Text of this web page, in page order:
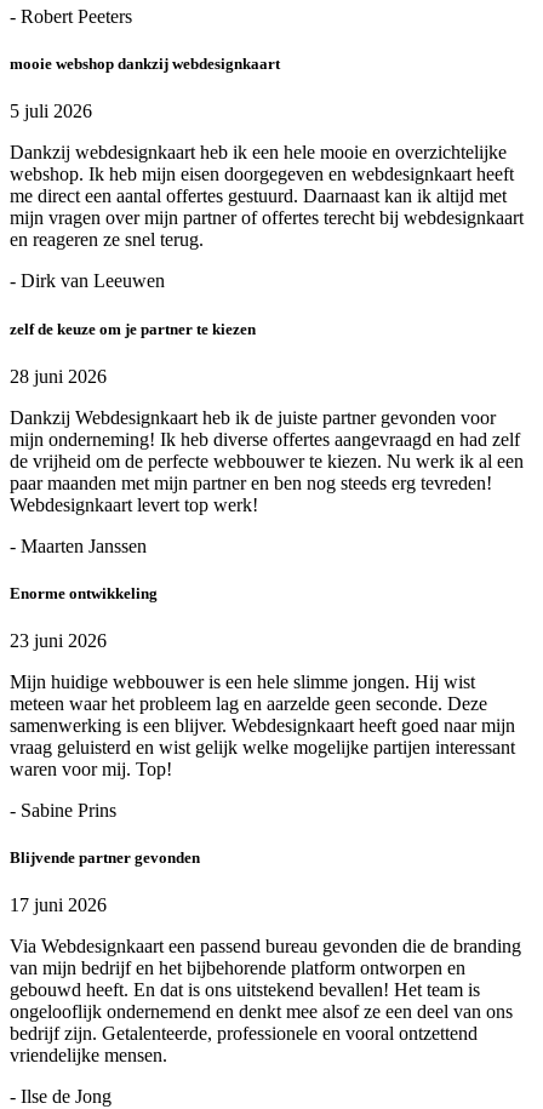
- Robert Peeters
mooie webshop dankzij webdesignkaart
5 juli 2026
Dankzij webdesignkaart heb ik een hele mooie en overzichtelijke
webshop. Ik heb mijn eisen doorgegeven en webdesignkaart heeft
me direct een aantal offertes gestuurd. Daarnaast kan ik altijd met
mijn vragen over mijn partner of offertes terecht bij webdesignkaart
en reageren ze snel terug.
- Dirk van Leeuwen
zelf de keuze om je partner te kiezen
28 juni 2026
Dankzij Webdesignkaart heb ik de juiste partner gevonden voor
mijn onderneming! Ik heb diverse offertes aangevraagd en had zelf
de vrijheid om de perfecte webbouwer te kiezen. Nu werk ik al een
paar maanden met mijn partner en ben nog steeds erg tevreden!
Webdesignkaart levert top werk!
- Maarten Janssen
Enorme ontwikkeling
23 juni 2026
Mijn huidige webbouwer is een hele slimme jongen. Hij wist
meteen waar het probleem lag en aarzelde geen seconde. Deze
samenwerking is een blijver. Webdesignkaart heeft goed naar mijn
vraag geluisterd en wist gelijk welke mogelijke partijen interessant
waren voor mij. Top!
- Sabine Prins
Blijvende partner gevonden
17 juni 2026
Via Webdesignkaart een passend bureau gevonden die de branding
van mijn bedrijf en het bijbehorende platform ontworpen en
gebouwd heeft. En dat is ons uitstekend bevallen! Het team is
ongelooflijk ondernemend en denkt mee alsof ze een deel van ons
bedrijf zijn. Getalenteerde, professionele en vooral ontzettend
vriendelijke mensen.
- Ilse de Jong